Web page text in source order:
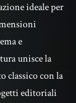
ideale per
e
unisce la
classico con la
editoriali